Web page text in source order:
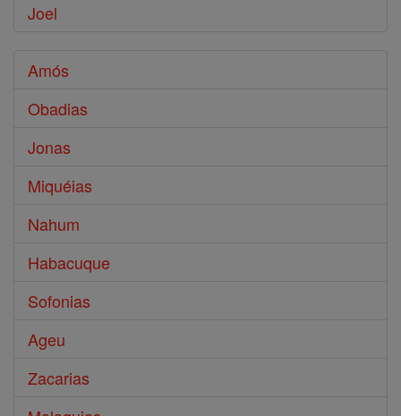
Joel
Amós
Obadias
Jonas
Miquéias
Nahum
Habacuque
Sofonias
Ageu
Zacarias